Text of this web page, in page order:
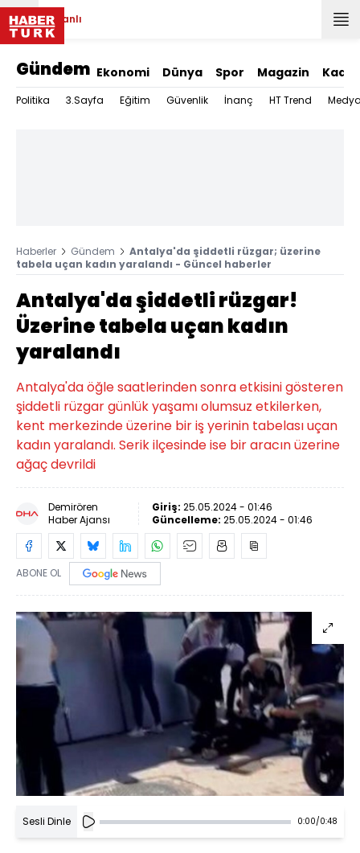
Canlı
Gündem Ekonomi Dünya Spor Magazin Kadın
Politika 3.Sayfa Eğitim Güvenlik İnanç HT Trend
Haberler Gündem
Antalya'da şiddetli rüzgar; üzerine
tabela uçan kadın yaralandı - Güncel haberler
Antalya'da şiddetli rüzgar!
Üzerine tabela uçan kadın
yaralandı
Antalya'da öğle saatlerinden sonra etkisini gösteren
şiddetli rüzgar günlük yaşamı olumsuz etkilerken,
kent merkezinde üzerine bir iş yerinin tabelası uçan
kadın yaralandı. Serik ilçesinde ise bir aracın üzerine
ağaç devrildi
Demirören
Haber Ajansı
Giriş: 25.05.2024 - 01:46
Güncelleme: 25.05.2024 - 01:46
ABONE OL
Sesli Dinle 0:00/0:48